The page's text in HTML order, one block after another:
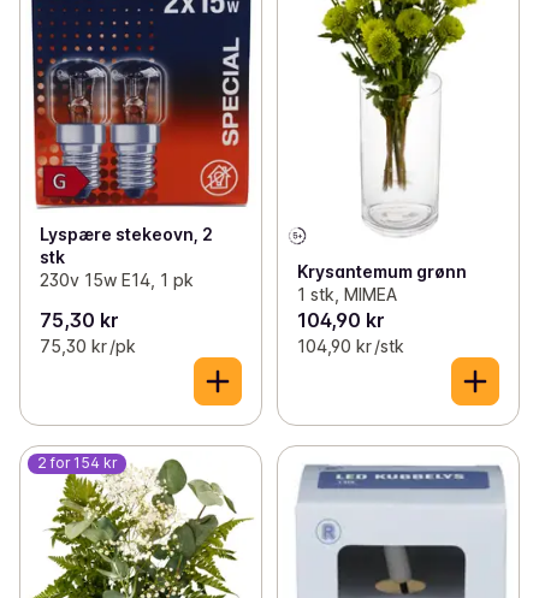
Lyspære stekeovn, 2
stk
230v 15w E14, 1 pk
75,30 kr
75,30 kr /pk
Krysantemum grønn
1 stk, MIMEA
104,90 kr
104,90 kr /stk
2 for 154 kr